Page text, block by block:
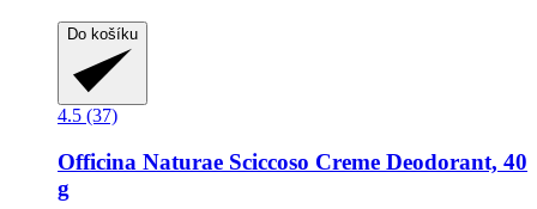
Do košíku
4.5 (37)
Officina Naturae Sciccoso Creme Deodorant, 40
g